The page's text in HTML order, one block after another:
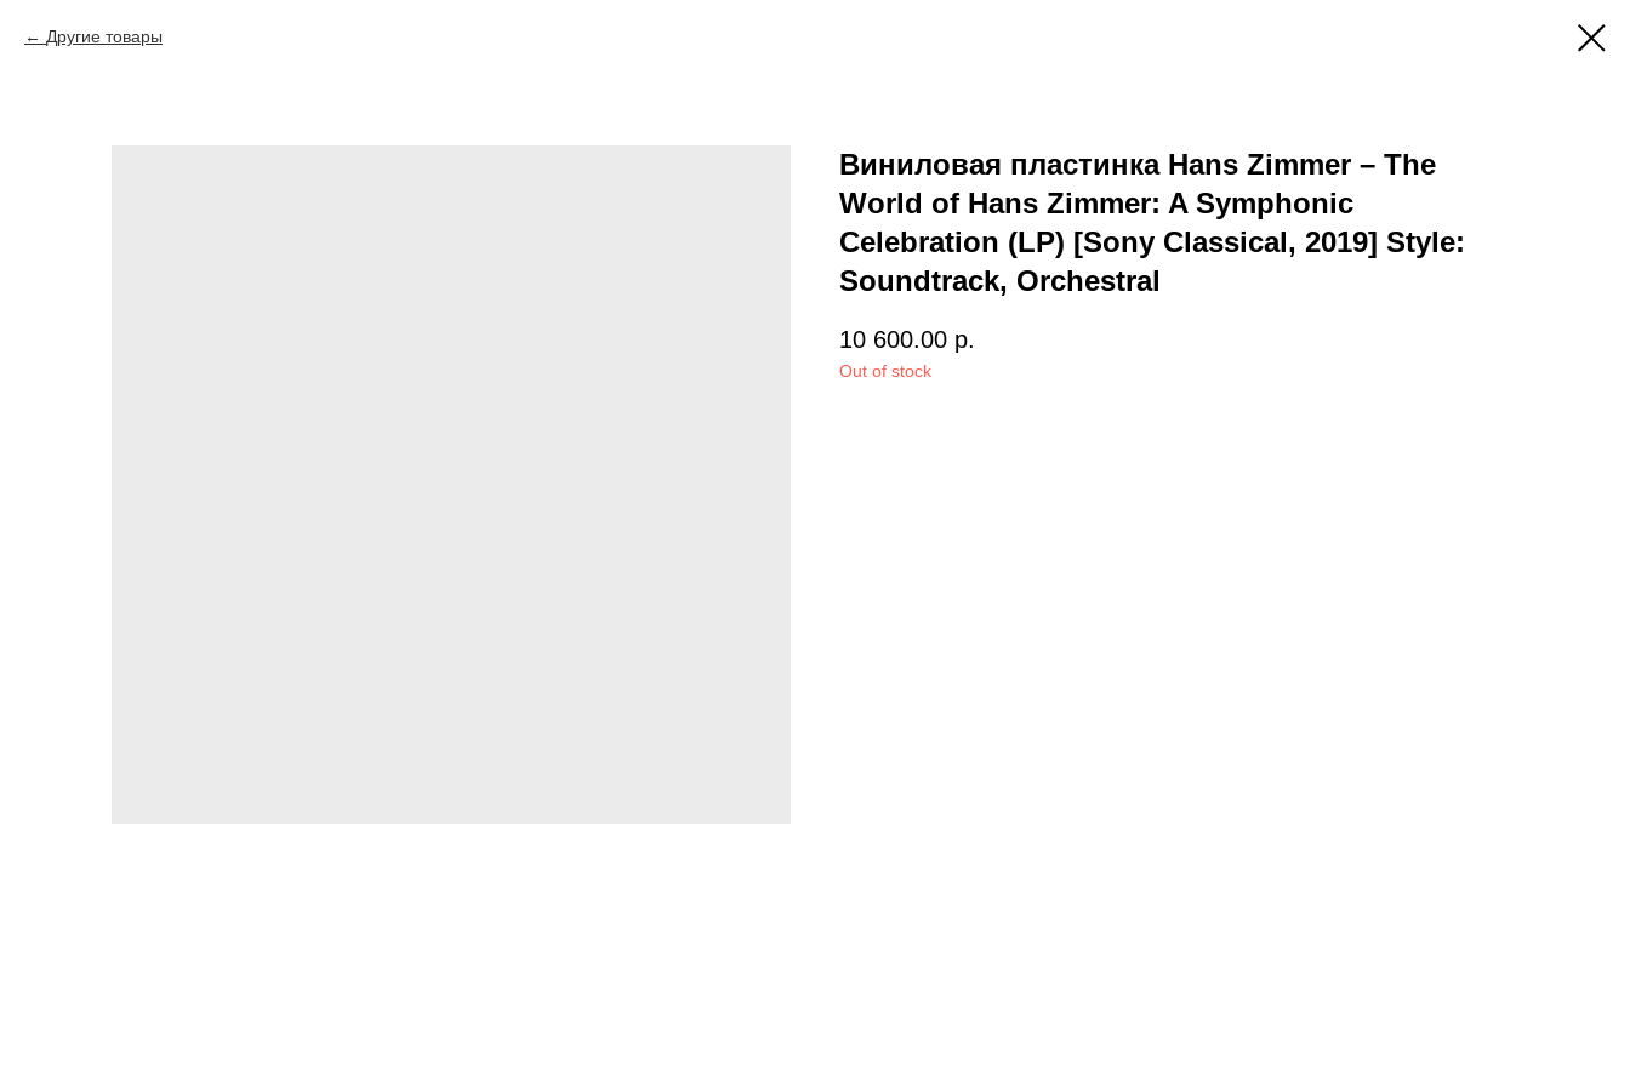
Другие товары
Виниловая пластинка Hans Zimmer – The
World of Hans Zimmer: A Symphonic
Celebration (LP) [Sony Classical, 2019] Style:
Soundtrack, Orchestral
10 600.00 р.
Out of stock